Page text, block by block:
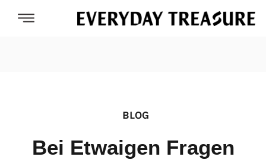
BLOG
Bei Etwaigen Fragen